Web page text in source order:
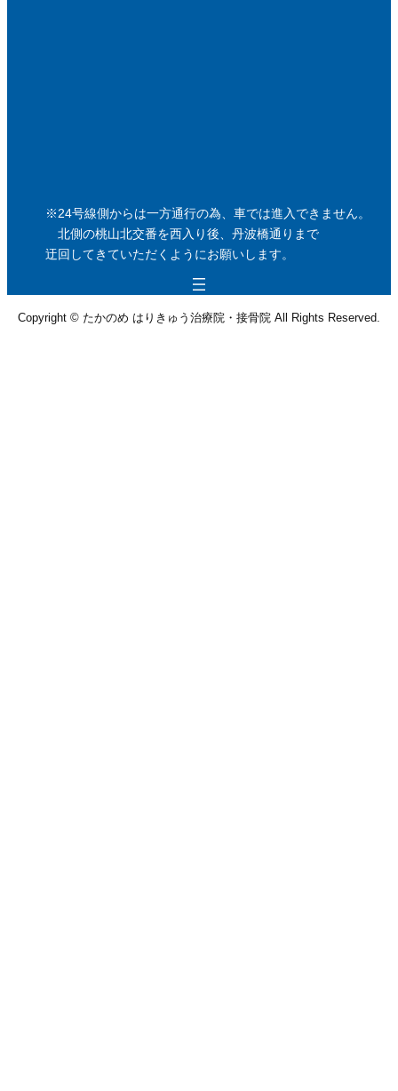
※24号線側からは一方通行の為、車では進入できません。
北側の桃山北交番を西入り後、丹波橋通りまで
迂回してきていただくようにお願いします。
Copyright © たかのめ はりきゅう治療院・接骨院 All Rights Reserved.